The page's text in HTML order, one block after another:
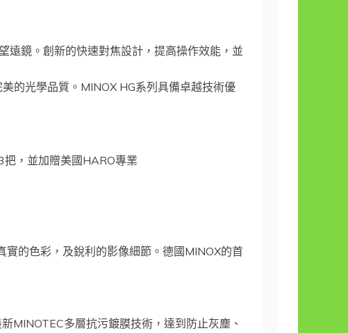
遠鏡。創新的快速對焦設計，提高操作效能，並
的光學品質。MINOX HG系列具備卓越技術優
，並加贈美國HARO專業
的色彩，及銳利的影像細節。德國MINOX的首
MINOTEC多層抗污鍍膜技術，達到防止灰塵、